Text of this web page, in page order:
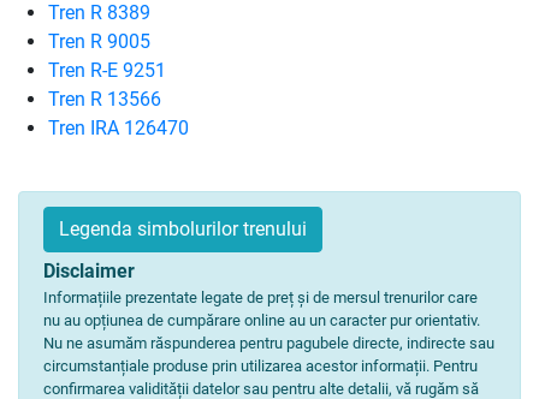
Tren R 8389
Tren R 9005
Tren R-E 9251
Tren R 13566
Tren IRA 126470
Legenda simbolurilor trenului
Disclaimer
Informațiile prezentate legate de preț și de mersul trenurilor care
nu au opțiunea de cumpărare online au un caracter pur orientativ.
Nu ne asumăm răspunderea pentru pagubele directe, indirecte sau
circumstanțiale produse prin utilizarea acestor informații. Pentru
confirmarea validității datelor sau pentru alte detalii, vă rugăm să